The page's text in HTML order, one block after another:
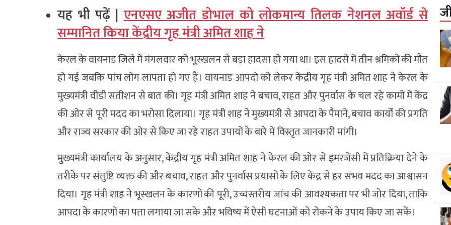
यह भी पढ़ें |एनएसए अजीत डोभाल को लोकमान्य तिलक नेशनल अवॉर्ड से
सम्मानित किया केंद्रीय गृह मंत्री अमित शाह ने
केरल के वायनाड जिले में मंगलवार को भूस्खलन से बड़ा हादसा हो गया था। इस हादसे में तीन श्रमिकों की मौत
हो गई जबकि पांच लोग लापता हो गए हैं। वायनाड आपदो को लेकर केंद्रीय गृह मंत्री अमित शाह ने केरल के
मुख्यमंत्री वीडी सतीशन से बात की। गृह मंत्री अमित शाह ने बचाव, राहत और पुनर्वास के चल रहे कामों में केंद्र
की ओर से पूरी मदद का भरोसा दिलाया। गृह मंत्री शाह ने मुख्यमंत्री से आपदा के पैमाने, बचाव कार्यों की प्रगति
और राज्य सरकार की ओर से किए जा रहे राहत उपायों के बारे में विस्तृत जानकारी मांगी।
मुख्यमंत्री कार्यालय के अनुसार, केंद्रीय गृह मंत्री अमित शाह ने केरल की ओर से इमरजेंसी में प्रतिक्रिया देने के
तरीके पर संतुष्टि व्यक्त की और बचाव, राहत और पुनर्वास प्रयासों के लिए केंद्र से हर संभव मदद का आश्वासन
दिया। गृह मंत्री शाह ने भूस्खलन के कारणों की पूरी, उच्चस्तरीय जांच की आवश्यकता पर भी जोर दिया, ताकि
आपदा के कारणों का पता लगाया जा सके और भविष्य में ऐसी घटनाओं को रोकने के उपाय किए जा सकें।